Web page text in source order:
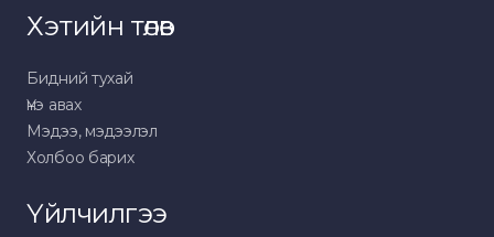
Хэтийн төлөв
Бидний тухай
Үнэ авах
Мэдээ, мэдээлэл
Холбоо барих
Үйлчилгээ